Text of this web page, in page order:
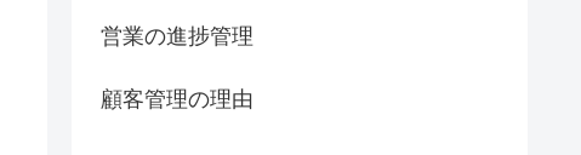
営業の進捗管理
顧客管理の理由